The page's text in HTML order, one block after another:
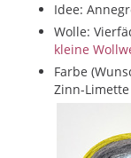
Idee:
Wolle:
kleine
Farbe
Zinn-